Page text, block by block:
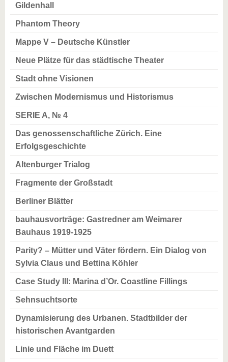
Gildenhall
Phantom Theory
Mappe V – Deutsche Künstler
Neue Plätze für das städtische Theater
Stadt ohne Visionen
Zwischen Modernismus und Historismus
SERIE A, № 4
Das genossenschaftliche Zürich. Eine
Erfolgsgeschichte
Altenburger Trialog
Fragmente der Großstadt
Berliner Blätter
bauhausvorträge: Gastredner am Weimarer
Bauhaus 1919-1925
Parity? – Mütter und Väter fördern. Ein Dialog von
Sylvia Claus und Bettina Köhler
Case Study III: Marina d’Or. Coastline Fillings
Sehnsuchtsorte
Dynamisierung des Urbanen. Stadtbilder der
historischen Avantgarden
Linie und Fläche im Duett